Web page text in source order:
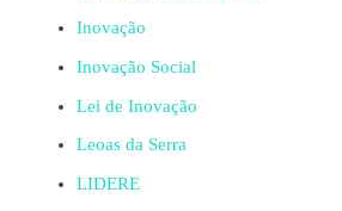
Inovação
Inovação Social
Lei de Inovação
Leoas da Serra
LIDERE